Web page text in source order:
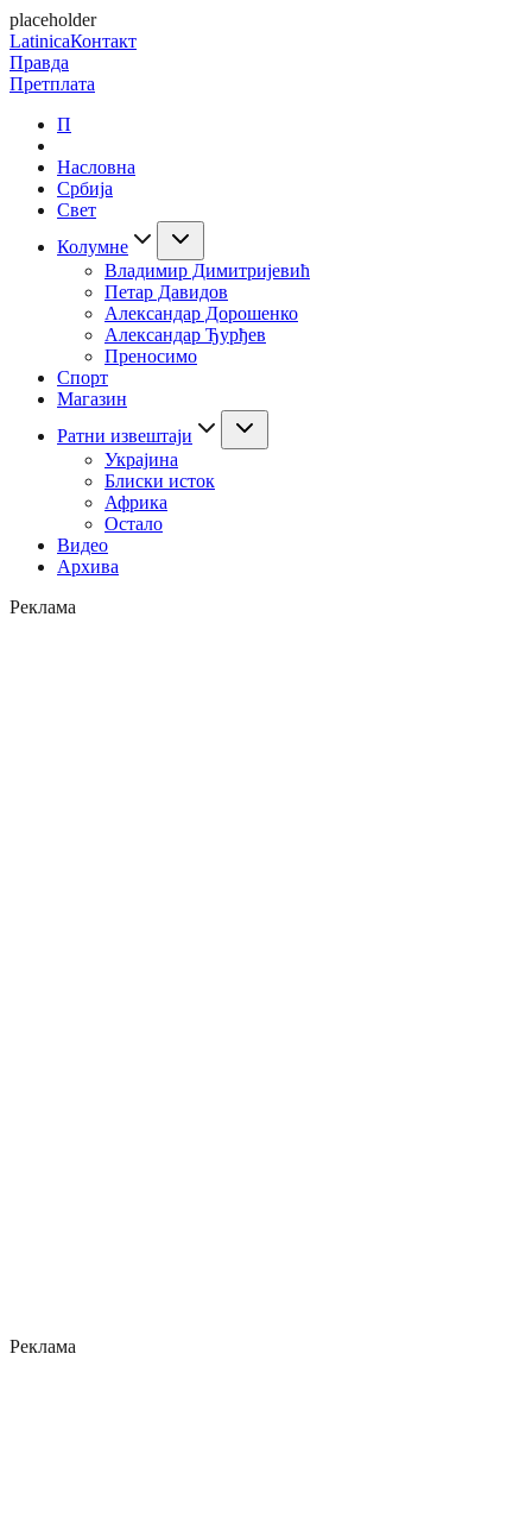
placeholder
LatinicaКонтакт
Правда
Претплата
П
Насловна
Србија
Свет
Колумне
Владимир Димитријевић
Петар Давидов
Александар Дорошенко
Александар Ђурђев
Преносимо
Спорт
Магазин
Ратни извештаји
Украјина
Блиски исток
Африка
Остало
Видео
Архива
Реклама
Реклама